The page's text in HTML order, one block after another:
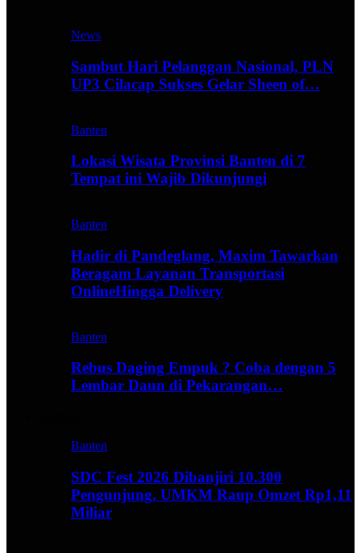
News
Sambut Hari Pelanggan Nasional, PLN
UP3 Cilacap Sukses Gelar Sheen of…
Banten
Lokasi Wisata Provinsi Banten di 7
Tempat ini Wajib Dikunjungi
Banten
Hadir di Pandeglang, Maxim Tawarkan
Beragam Layanan Transportasi
OnlineHingga Delivery
Banten
Rebus Daging Empuk ? Coba dengan 5
Lembar Daun di Pekarangan…
Banten
SDC Fest 2026 Dibanjiri 10.300
Pengunjung, UMKM Raup Omzet Rp1,11
Miliar